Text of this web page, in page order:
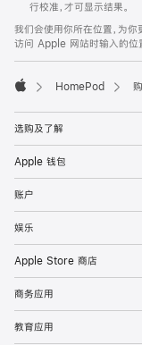
行校准，才可显示结果。
我们会使用你所在位置，为
访问 Apple 网站时输入的位
HomePod
选购及了解
Apple 钱包
账户
娱乐
Apple Store 商店
商务应用
教育应用